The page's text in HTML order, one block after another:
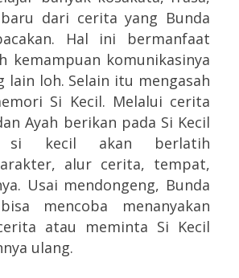
dari cerita yang Bunda
Hal ini bermanfaat
kemampuan komunikasinya
lain loh. Selain itu mengasah
Si Kecil. Melalui cerita
Ayah berikan pada Si Kecil
si kecil akan berlatih
alur cerita, tempat,
Usai mendongeng, Bunda
mencoba menanyakan
atau meminta Si Kecil
ulang.